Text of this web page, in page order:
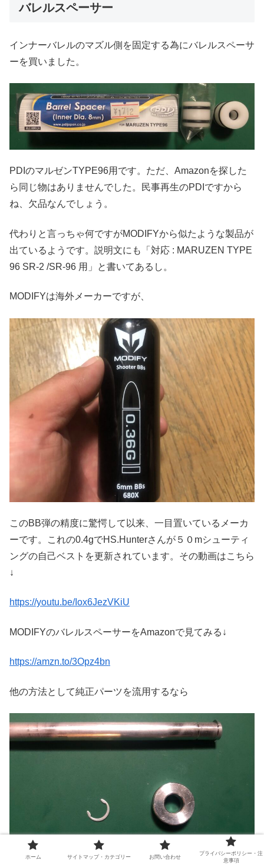
バレルスペーサー
インナーバレルのマズル側を固定する為にバレルスペーサ
ーを買いました。
PDIのマルゼンTYPE96用です。ただ、Amazonを探した
ら同じ物はありませんでした。民事再生のPDIですから
ね、欠品なんでしょう。
代わりと言っちゃ何ですがMODIFYから似たような製品が
出ているようです。説明文にも「対応 : MARUZEN TYPE
96 SR-2 /SR-96 用」と書いてあるし。
MODIFYは海外メーカーですが、
このBB弾の精度に驚愕して以来、一目置いているメーカ
ーです。これの0.4gでHS.Hunterさんが５０mシューティ
ングの自己ベストを更新されています。その動画はこちら
↓
https://youtu.be/Iox6JezVKiU
MODIFYのバレルスペーサーをAmazonで見てみる↓
https://amzn.to/3Opz4bn
他の方法として純正パーツを流用するなら
最初から付いてる純正バレルスペーサー（写真下）を外し
ホーム サイトマップ・カテゴリー お問い合わせ
プライバシーポリシー・注
意事項